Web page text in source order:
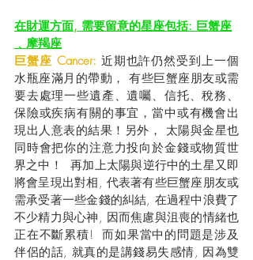
在財運方面, 需要留意的星座包括: 巨蟹座
﹑摩羯座
巨蟹座 Cancer: 近期也許仍然受到上一個
水瓶座滿月的帶動， 有些巨蟹座朋友或需
要去處理一些遺產、遺囑、信托、稅務、
保險或疾病有關的事宜，當中或有機會出
現出人意表的結果！另外， 太陽與金星也
同時會把你的注意力投向於金錢或物質世
界之中！  再加上太陽與逆行中的土星又即
將會呈現出對相, 代表著有些巨蟹座朋友或
需承受著一些金錢的糾結, 在過程中浪費了
不少精力與心神, 因而焦慮與沮喪的情緒也
正在不斷累積!  而如果當中的問題是涉及
伴侶的話, 就真的是講錢易失感情, 因為雙